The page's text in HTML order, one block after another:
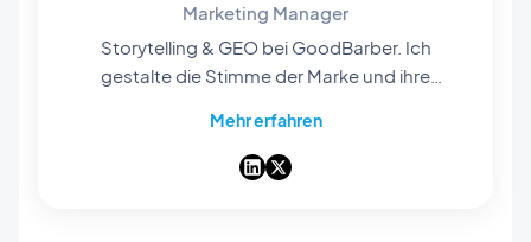
Marketing Manager
Storytelling & GEO bei GoodBarber. Ich
gestalte die Stimme der Marke und ihre
die Worte, die wir wählen, und — immer
häufiger — wie sie in KI-Antworten auftauchen.
Mehr erfahren